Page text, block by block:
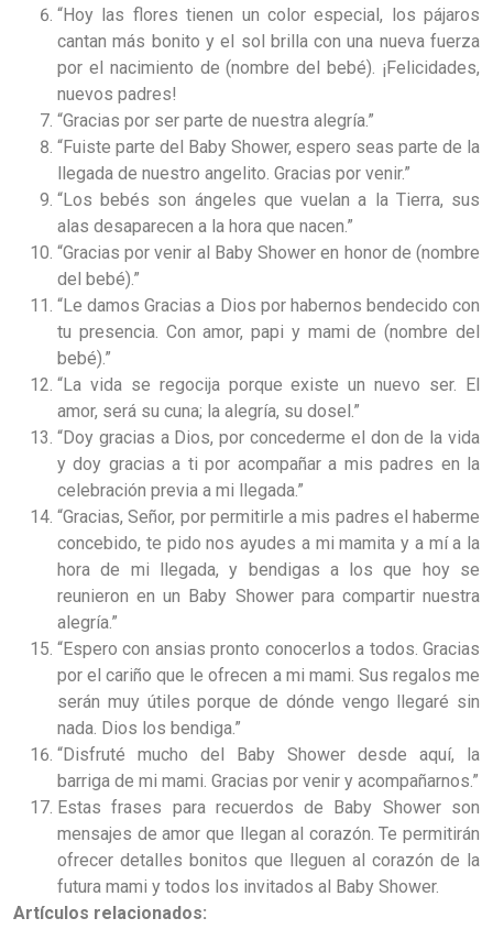
“Hoy las flores tienen un color especial, los pájaros
cantan más bonito y el sol brilla con una nueva fuerza
por el nacimiento de (nombre del bebé). ¡Felicidades,
nuevos padres!
“Gracias por ser parte de nuestra alegría.”
“Fuiste parte del Baby Shower, espero seas parte de la
llegada de nuestro angelito. Gracias por venir.”
“Los bebés son ángeles que vuelan a la Tierra, sus
alas desaparecen a la hora que nacen.”
“Gracias por venir al Baby Shower en honor de (nombre
del bebé).”
“Le damos Gracias a Dios por habernos bendecido con
tu presencia. Con amor, papi y mami de (nombre del
bebé).”
“La vida se regocija porque existe un nuevo ser. El
amor, será su cuna; la alegría, su dosel.”
“Doy gracias a Dios, por concederme el don de la vida
y doy gracias a ti por acompañar a mis padres en la
celebración previa a mi llegada.”
“Gracias, Señor, por permitirle a mis padres el haberme
concebido, te pido nos ayudes a mi mamita y a mí a la
hora de mi llegada, y bendigas a los que hoy se
reunieron en un Baby Shower para compartir nuestra
alegría.”
“Espero con ansias pronto conocerlos a todos. Gracias
por el cariño que le ofrecen a mi mami. Sus regalos me
serán muy útiles porque de dónde vengo llegaré sin
nada. Dios los bendiga.”
“Disfruté mucho del Baby Shower desde aquí, la
barriga de mi mami. Gracias por venir y acompañarnos.”
Estas frases para recuerdos de Baby Shower son
mensajes de amor que llegan al corazón. Te permitirán
ofrecer detalles bonitos que lleguen al corazón de la
futura mami y todos los invitados al Baby Shower.
Artículos relacionados: